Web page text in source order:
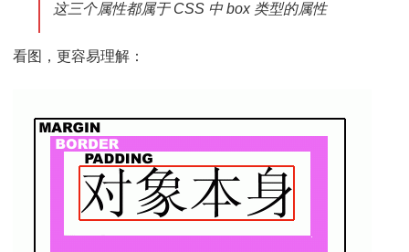
这三个属性都属于 CSS 中 box 类型的属性
看图，更容易理解：